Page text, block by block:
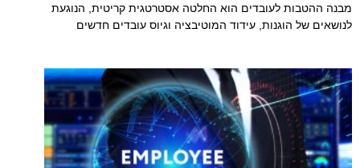
מבנה ההטבות לעובדים הוא החלטה אסטרטגית קריטית, הנוגעת
לנושאים של הוגנות, עידוד המוטיבציה וגיוס עובדים חדשים